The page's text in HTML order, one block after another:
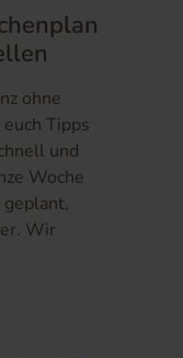
ohne
Tipps
und
Woche
Wir